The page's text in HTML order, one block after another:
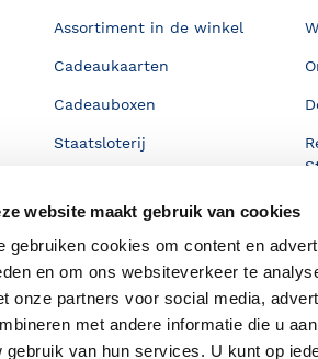
website maakt gebruik van cookies
gebruiken cookies om content en
en om ons websiteverkeer te
onze partners voor social media,
met andere informatie die u
gebruik van hun services. U kunt op
Assortiment in de winkel
Cadeaukaarten
Cadeauboxen
Staatsloterij